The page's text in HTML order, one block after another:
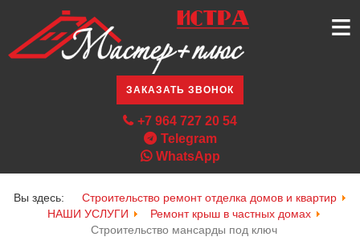
≡
ЗАКАЗАТЬ ЗВОНОК
+7 964 727 20 54
Telegram
WhatsApp
Вы здесь:
Строительство ремонт отделка домов и квартир
НАШИ УСЛУГИ
Ремонт крыш в частных домах
Строительство мансарды под ключ